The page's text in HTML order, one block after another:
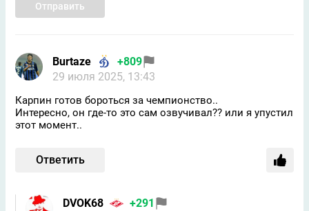
Отправить
Burtaze
+809
29 июля 2025, 13:43
Карпин готов бороться за чемпионство..
Интересно, он где-то это сам озвучивал?? или я упустил
этот момент..
Ответить
DVOK68
+291